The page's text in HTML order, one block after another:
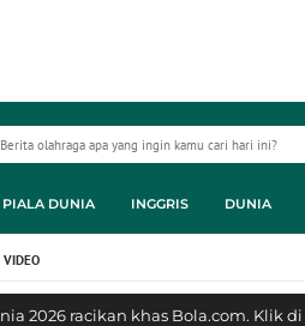
PIALA DUNIA INGGRIS DUNIA
VIDEO
2026 racikan khas Bola.com. Klik di